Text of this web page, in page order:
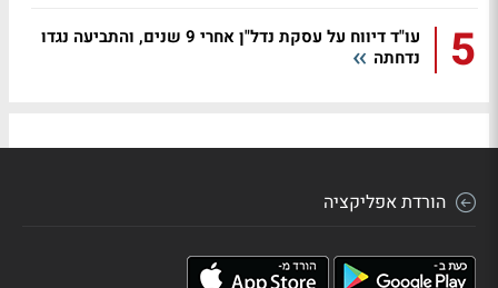
5
עו"ד דיווח על עסקת נדל"ן אחרי 9 שנים, והתביעה נגדו
נדחתה
הורדת אפליקציה